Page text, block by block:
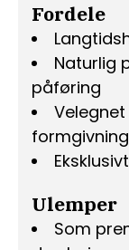
Fordele
Naturlig
påføring
Ulemper
Som